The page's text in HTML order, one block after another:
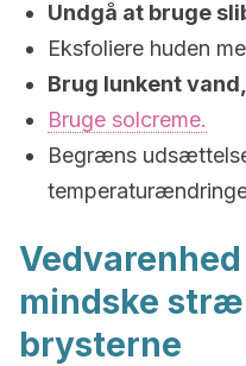
Undgå at bruge
Eksfoliere huden
Brug lunkent
Bruge solcreme.
Begræns
mindske
brysterne